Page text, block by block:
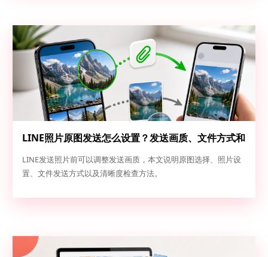
LINE照片原图发送怎么设置？发送画质、文件方式和
清晰度检查
LINE发送照片前可以调整发送画质，本文说明原图选择、照片设
置、文件发送方式以及清晰度检查方法。